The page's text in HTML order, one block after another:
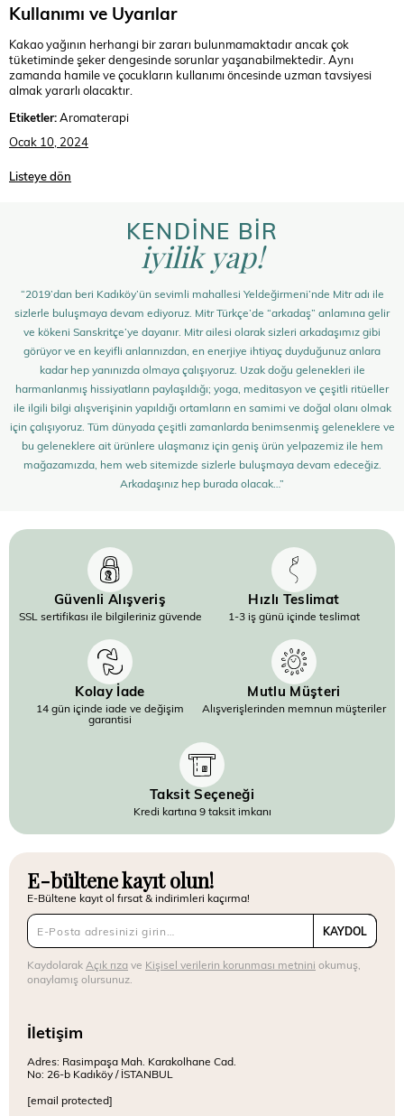
Kullanımı ve Uyarılar
Kakao yağının herhangi bir zararı bulunmamaktadır ancak çok
tüketiminde şeker dengesinde sorunlar yaşanabilmektedir. Aynı
zamanda hamile ve çocukların kullanımı öncesinde uzman tavsiyesi
almak yararlı olacaktır.
Etiketler:Aromaterapi
Ocak 10, 2024
Listeye dön
KENDİNE BİR
iyilik yap!
“2019’dan beri Kadıköy’ün sevimli mahallesi Yeldeğirmeni’nde Mitr adı ile
sizlerle buluşmaya devam ediyoruz. Mitr Türkçe’de “arkadaş” anlamına gelir
ve kökeni Sanskritçe’ye dayanır. Mitr ailesi olarak sizleri arkadaşımız gibi
görüyor ve en keyifli anlarınızdan, en enerjiye ihtiyaç duyduğunuz anlara
kadar hep yanınızda olmaya çalışıyoruz. Uzak doğu gelenekleri ile
harmanlanmış hissiyatların paylaşıldığı; yoga, meditasyon ve çeşitli ritüeller
ile ilgili bilgi alışverişinin yapıldığı ortamların en samimi ve doğal olanı olmak
için çalışıyoruz. Tüm dünyada çeşitli zamanlarda benimsenmiş geleneklere ve
bu geleneklere ait ürünlere ulaşmanız için geniş ürün yelpazemiz ile hem
mağazamızda, hem web sitemizde sizlerle buluşmaya devam edeceğiz.
Arkadaşınız hep burada olacak…”
Güvenli Alışveriş
SSL sertifikası ile bilgileriniz güvende
Hızlı Teslimat
1-3 iş günü içinde teslimat
Kolay İade
14 gün içinde iade ve değişim
garantisi
Mutlu Müşteri
Alışverişlerinden memnun müşteriler
Taksit Seçeneği
Kredi kartına 9 taksit imkanı
E-bültene kayıt olun!
E-Bültene kayıt ol fırsat & indirimleri kaçırma!
KAYDOL
Kaydolarak Açık rızave Kişisel verilerin korunması metnini okumuş,
onaylamış olursunuz.
İletişim
Adres: Rasimpaşa Mah. Karakolhane Cad.
No: 26-b Kadıköy / İSTANBUL
[email protected]